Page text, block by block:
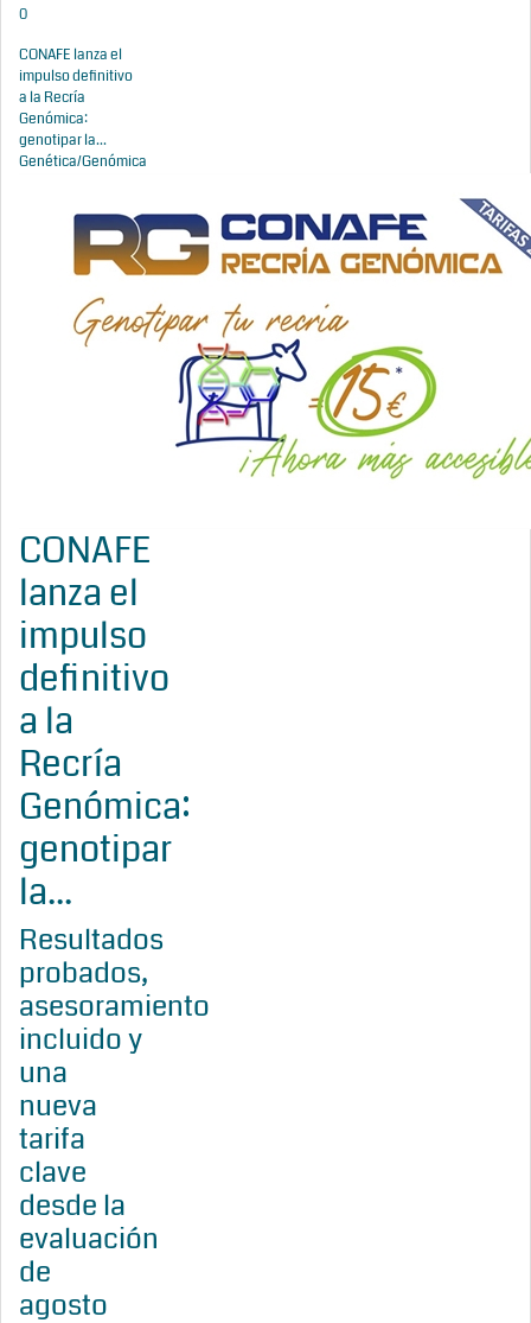
0
CONAFE lanza el
impulso definitivo
a la Recría
Genómica:
genotipar la...
Genética/Genómica
CONAFE
lanza el
impulso
definitivo
a la
Recría
Genómica:
genotipar
la...
Resultados
probados,
asesoramiento
incluido y
una
nueva
tarifa
clave
desde la
evaluación
de
agosto